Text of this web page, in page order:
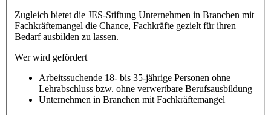
Zugleich bietet die JES-Stiftung Unternehmen in Branchen mit
Fachkräftemangel die Chance, Fachkräfte gezielt für ihren
Bedarf ausbilden zu lassen.
Wer wird gefördert
Arbeitssuchende 18- bis 35-jährige Personen ohne
Lehrabschluss bzw. ohne verwertbare Berufsausbildung
Unternehmen in Branchen mit Fachkräftemangel